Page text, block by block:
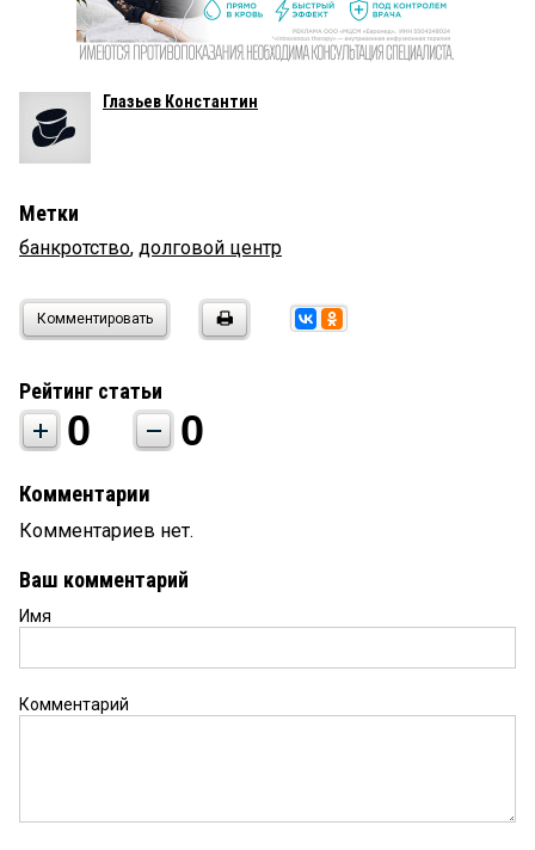
Глазьев Константин
Метки
банкротство, долговой центр
Комментировать
Рейтинг статьи
0 0
Комментарии
Комментариев нет.
Ваш комментарий
Имя
Комментарий